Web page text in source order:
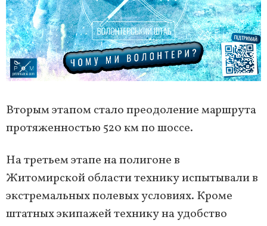
Вторым этапом стало преодоление маршрута
протяженностью 520 км по шоссе.
На третьем этапе на полигоне в
Житомирской области технику испытывали в
экстремальных полевых условиях. Кроме
штатных экипажей технику на удобство